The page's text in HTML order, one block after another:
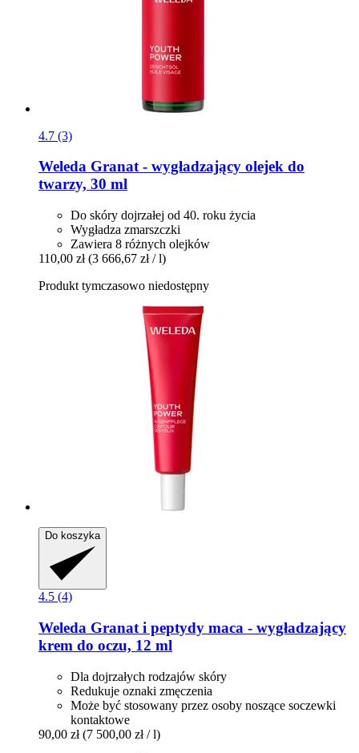
4.7 (3)
Weleda Granat -​ wygładzający olejek do
twarzy, 30 ml
Do skóry dojrzałej od 40. roku życia
Wygładza zmarszczki
Zawiera 8 różnych olejków
110,00 zł (3 666,67 zł / l)
Produkt tymczasowo niedostępny
Do koszyka
4.5 (4)
Weleda Granat i peptydy maca -​ wygładzający
krem do oczu, 12 ml
Dla dojrzałych rodzajów skóry
Redukuje oznaki zmęczenia
Może być stosowany przez osoby noszące soczewki
kontaktowe
90,00 zł (7 500,00 zł / l)